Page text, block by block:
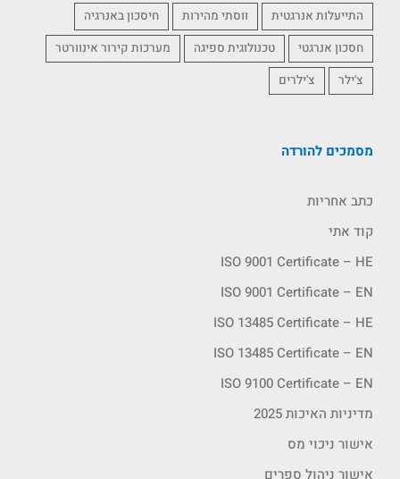
התייעלות אנרגטית
ווסתי מהירות
חיסכון באנרגיה
חסכון אנרגטי
טכנולוגית ספיגה
מערכות קירור אינוורטר
צ'ילר
צ'ילרים
מסמכים להורדה
כתב אחריות
קוד אתי
ISO 9001 Certificate – HE
ISO 9001 Certificate – EN
ISO 13485 Certificate – HE
ISO 13485 Certificate – EN
ISO 9100 Certificate – EN
מדיניות האיכות 2025
אישור ניכוי מס
אישור ניהול ספרים